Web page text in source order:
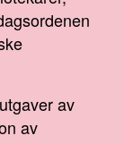
av
av